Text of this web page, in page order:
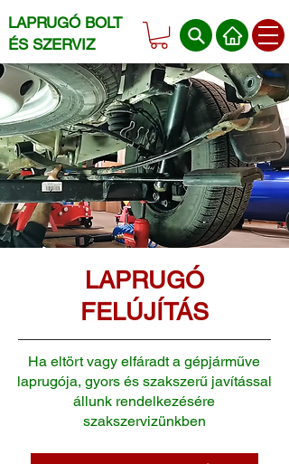
LAPRUGÓ BOLT
ÉS SZERVIZ
LAPRUGÓ
FELÚJÍTÁS
Ha eltört vagy elfáradt a gépjárműve
laprugója, gyors és szakszerű javítással
állunk rendelkezésére
szakszervizünkben